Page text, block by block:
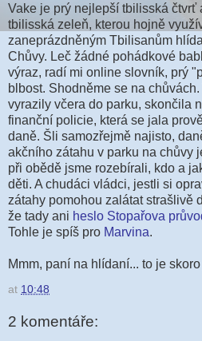
Vake je prý nejlepší tbilisská čtvrť
tbilisská zeleň, kterou hojně
zaneprázdněným Tbilisanům
Chůvy. Leč žádné pohádkové
výraz, radí mi online slovník, prý
blbost. Shodněme se na
vyrazily včera do parku, skončila
finanční policie, která se jala
daně. Šli samozřejmě najisto,
akčního zátahu v parku na chůvy
při obědě jsme rozebírali, kdo a
děti. A chudáci vládci, jestli si
zátahy pomohou zalátat strašlivě
že tady ani heslo Stopařova
Tohle je spíš pro Marvina.
Mmm, paní na hlídaní... to je
at 10:48
2 komentáře: